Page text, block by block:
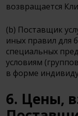
возвращается
(b) Поставщик
иных правил для
специальных
условиям
в форме
6. Цены,